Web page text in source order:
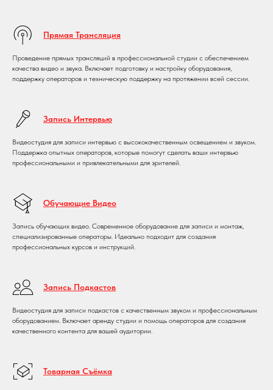
Прямая Трансляция
Проведение прямых трансляций в профессиональной студии с обеспечением
качества видео и звука. Включает подготовку и настройку оборудования,
поддержку операторов и техническую поддержку на протяжении всей сессии.
Запись Интервью
Видеостудия для записи интервью с высококачественным освещением и звуком.
Поддержка опытных операторов, которые помогут сделать ваши интервью
профессиональными и привлекательными для зрителей.
Обучающие Видео
Запись обучающих видео. Современное оборудование для записи и монтаж,
специализированные операторы. Идеально подходит для создания
профессиональных курсов и инструкций.
Запись Подкастов
Видеостудия для записи подкастов с качественным звуком и профессиональным
оборудованием. Включает аренду студии и помощь операторов для создания
качественного контента для вашей аудитории.
Товарная Съёмка